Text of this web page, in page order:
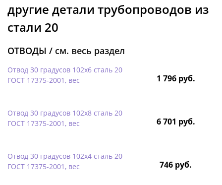
другие детали трубопроводов из
стали 20
ОТВОДЫ / см. весь раздел
Отвод 30 градусов 102х6 сталь 20
ГОСТ 17375-2001, вес
1 796 руб.
Отвод 30 градусов 102х8 сталь 20
ГОСТ 17375-2001, вес
6 701 руб.
Отвод 30 градусов 102х4 сталь 20
ГОСТ 17375-2001, вес
746 руб.